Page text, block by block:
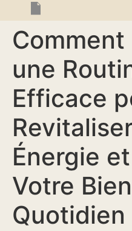
Comment
une
Efficace
Énergie
Votre
Quotidien